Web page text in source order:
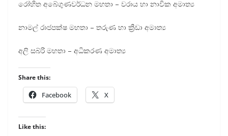
රෝහිත අබේගුණවර්ධන මහතා – වරාය හා නාවික අමාත්‍ය
නාමල් රාජපක්ෂ මහතා – තරුණ හා ක්‍රීඩා අමාත්‍ය
අලි සබ්රි මහතා – අධිකරණ අමාත්‍ය
Share this:
Facebook X
Like this: